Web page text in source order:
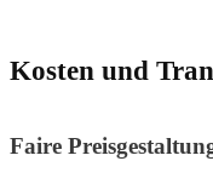
Kosten und
Faire